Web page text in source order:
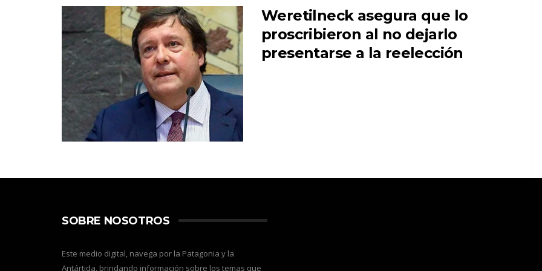
Weretilneck asegura que lo
proscribieron al no dejarlo
presentarse a la reelección
SOBRE NOSOTROS
Este medio digital, navega por la Patagonia y la
Antártida, brindando información sobre los temas que